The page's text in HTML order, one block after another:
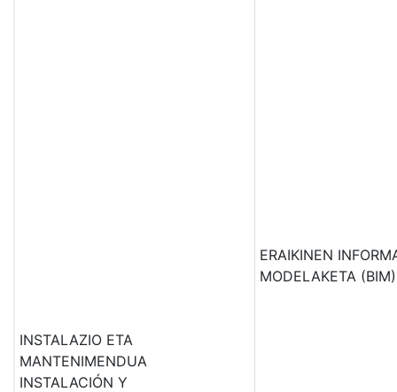
INSTALAZIO ETA
MANTENIMENDUA
INSTALACIÓN Y
ERAIKINEN
MODELAKETA (BIM)